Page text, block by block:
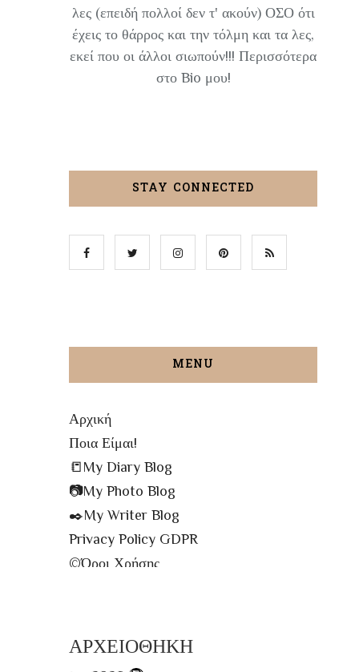
λες (επειδή πολλοί δεν τ' ακούν) ΟΣΟ ότι
έχεις το θάρρος και την τόλμη και τα λες,
εκεί που οι άλλοι σιωπούν!!! Περισσότερα
στο Bio μου!
STAY CONNECTED
MENU
Αρχική
Ποια Είμαι!
📒My Diary Blog
📷My Photo Blog
✒️My Writer Blog
Privacy Policy GDPR
©️Όροι Χρήσης
ΑΡΧΕΙΟΘΗΚΗ